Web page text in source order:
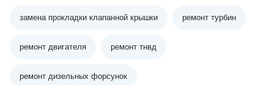
замена прокладки клапанной крышки ремонт турбин
ремонт двигателя ремонт тнвд
ремонт дизельных форсунок